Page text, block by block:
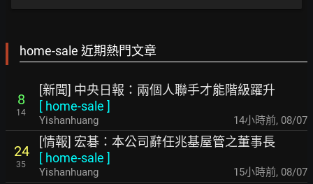
home-sale 近期熱門文章
8
14
[新聞] 中央日報：兩個人聯手才能階級躍升
[ home-sale ]
Yishanhuang 14小時前, 08/07
24
35
[情報] 宏碁：本公司辭任兆基屋管之董事長
[ home-sale ]
Yishanhuang 15小時前, 08/07